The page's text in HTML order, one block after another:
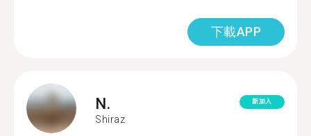
下載APP
N.
Shiraz
新加入